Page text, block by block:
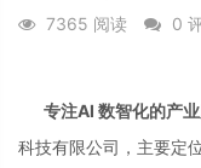
7365 阅读 0
专注AI 数智化的产业
科技有限公司，主要定